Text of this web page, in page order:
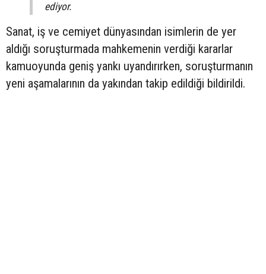
ediyor.
Sanat, iş ve cemiyet dünyasından isimlerin de yer
aldığı soruşturmada mahkemenin verdiği kararlar
kamuoyunda geniş yankı uyandırırken, soruşturmanın
yeni aşamalarının da yakından takip edildiği bildirildi.